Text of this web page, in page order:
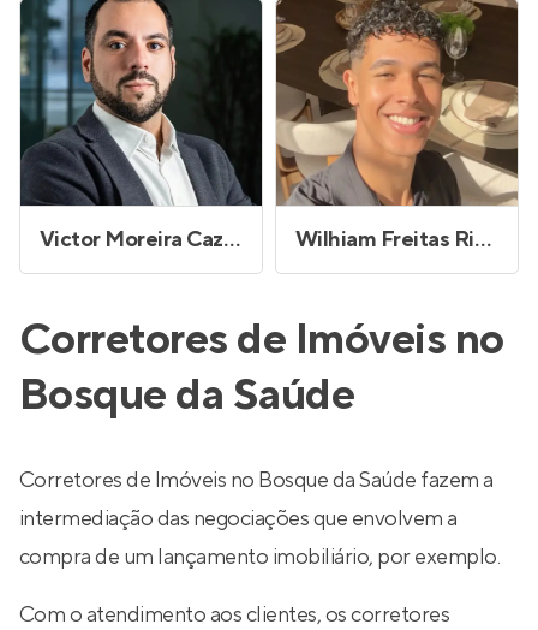
Victor Moreira Cazorla Wilhiam Freitas Ribeiro
Corretores de Imóveis no
Bosque da Saúde
Corretores de Imóveis no Bosque da Saúde fazem a
intermediação das negociações que envolvem a
compra de um lançamento imobiliário, por exemplo.
Com o atendimento aos clientes, os corretores